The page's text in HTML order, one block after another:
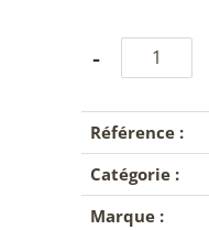
-
Référence :
Catégorie :
Marque :